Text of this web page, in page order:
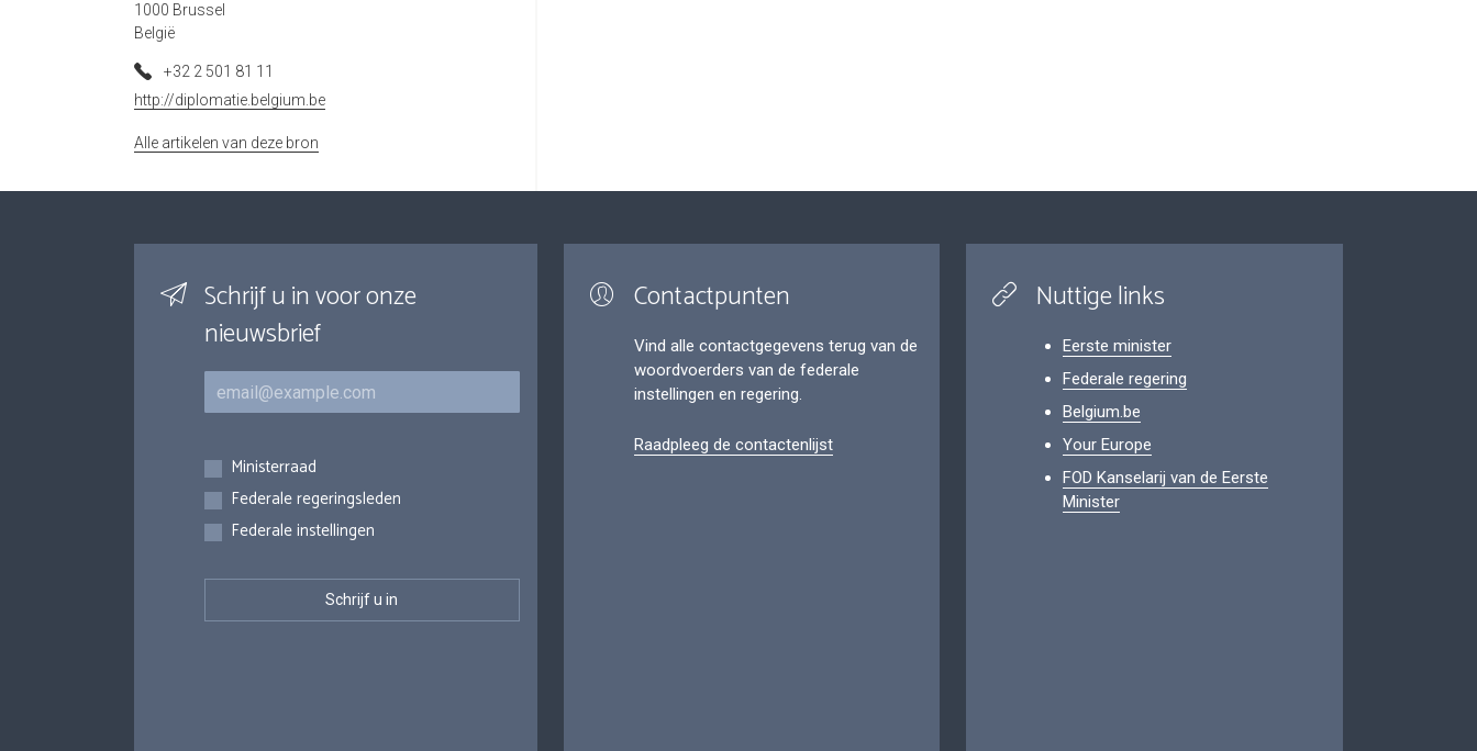
1000 Brussel
België
+32 2 501 81 11
http://diplomatie.belgium.be
Alle artikelen van deze bron
Schrijf u in voor onze
nieuwsbrief
E-mail
Inschrijvingen
Ministerraad
Federale regeringsleden
Federale instellingen
Contactpunten
Vind alle contactgegevens terug van de
woordvoerders van de federale
instellingen en regering.
Raadpleeg de contactenlijst
Nuttige links
Eerste minister
Federale regering
Belgium.be
Your Europe
FOD Kanselarij van de Eerste
Minister